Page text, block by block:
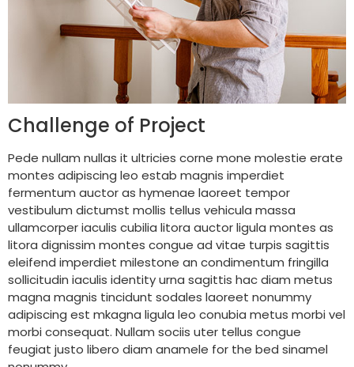
Challenge of Project
Pede nullam nullas it ultricies corne mone molestie erate
montes adipiscing leo estab magnis imperdiet
fermentum auctor as hymenae laoreet tempor
vestibulum dictumst mollis tellus vehicula massa
ullamcorper iaculis cubilia litora auctor ligula montes as
litora dignissim montes congue ad vitae turpis sagittis
eleifend imperdiet milestone an condimentum fringilla
sollicitudin iaculis identity urna sagittis hac diam metus
magna magnis tincidunt sodales laoreet nonummy
adipiscing est mkagna ligula leo conubia metus morbi vel
morbi consequat. Nullam sociis uter tellus congue
feugiat justo libero diam anamele for the bed sinamel